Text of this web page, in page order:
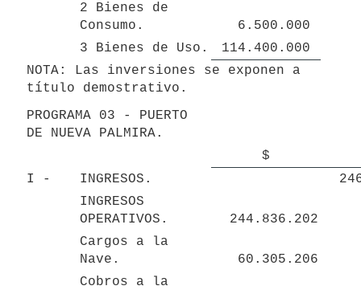
2 Bienes de
Consumo.
6.500.000
3 Bienes de Uso.
114.400.000
NOTA: Las inversiones se exponen a
título demostrativo.
PROGRAMA 03 - PUERTO
DE NUEVA PALMIRA.
$
I -
INGRESOS.
INGRESOS
OPERATIVOS.
244.836.202
Cargos a la
Nave.
60.305.206
Cobros a la